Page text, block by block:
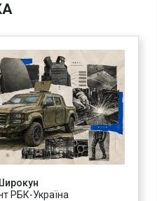
РБК-Україна